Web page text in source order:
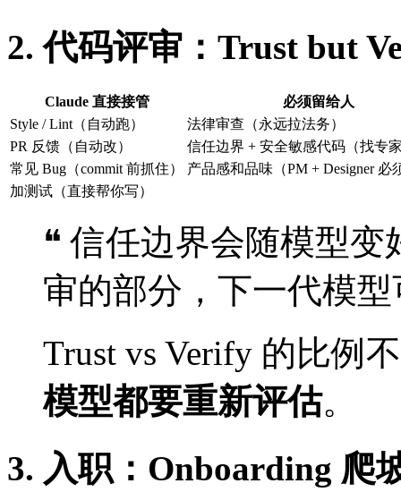
2. 代码评审：Trust but
Claude 直接接管
必须留给人
Style / Lint（自动跑）
法律审查（永远拉法务）
PR 反馈（自动改）
信任边界 + 安全敏感代码（找专
常见 Bug（commit 前抓住）
产品感和品味（PM + Designer 必
加测试（直接帮你写）
❝ 信任边界会随模型
审的部分，下一代模
Trust vs Verify 的比例
模型都要重新评估。
3. 入职：Onboarding 爬